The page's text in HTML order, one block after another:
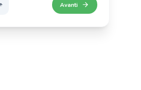
Avanti